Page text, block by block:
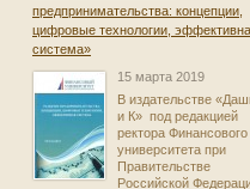
предпринимательства: концепции,
цифровые технологии,
система»
15 марта 2019
В издательстве
и К» под редакцией
ректора Финансового
университета при
Правительстве
Российской